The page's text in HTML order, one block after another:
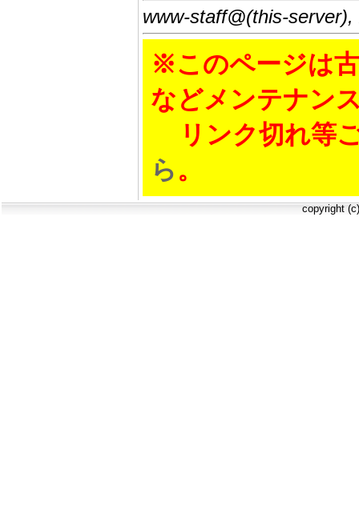
www-staff@(this-
※このページは
などメンテナン
リンク切れ等
ら。
copyright